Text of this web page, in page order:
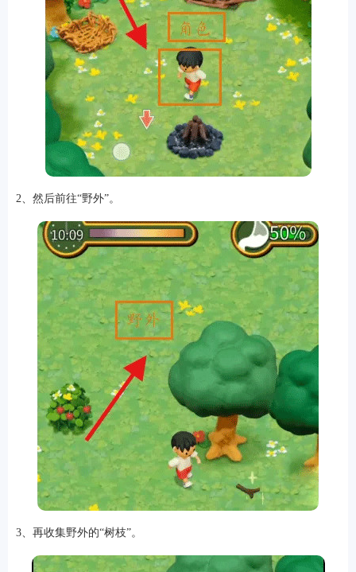
2、然后前往“野外”。
3、再收集野外的“树枝”。